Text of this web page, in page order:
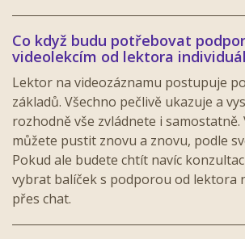
Co když budu potřebovat
videolekcím od lektora
Lektor na videozáznamu postupuje
základů. Všechno pečlivě ukazuje a
rozhodně vše zvládnete i samostatně.
můžete pustit znovu a znovu, podle
Pokud ale budete chtít navíc
vybrat balíček s podporou od lektora
přes chat.